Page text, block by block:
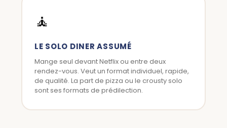
🧘
LE SOLO DINER ASSUMÉ
Mange seul devant Netflix ou entre deux
rendez-vous. Veut un format individuel, rapide,
de qualité. La part de pizza ou le crousty solo
sont ses formats de prédilection.